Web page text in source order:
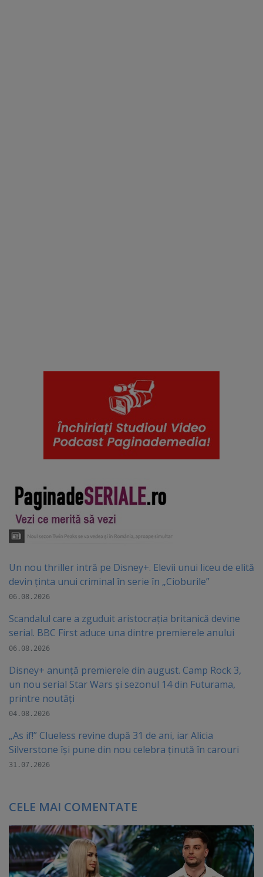
Un nou thriller intră pe Disney+. Elevii unui liceu de elită
devin ținta unui criminal în serie în „Cioburile”
06.08.2026
Scandalul care a zguduit aristocrația britanică devine
serial. BBC First aduce una dintre premierele anului
06.08.2026
Disney+ anunță premierele din august. Camp Rock 3,
un nou serial Star Wars și sezonul 14 din Futurama,
printre noutăți
04.08.2026
„As if!” Clueless revine după 31 de ani, iar Alicia
Silverstone își pune din nou celebra ținută în carouri
31.07.2026
CELE MAI COMENTATE